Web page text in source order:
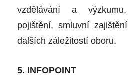
vzdělávání a
pojištění, smluvní
dalších záležitostí oboru.
5. INFOPOINT